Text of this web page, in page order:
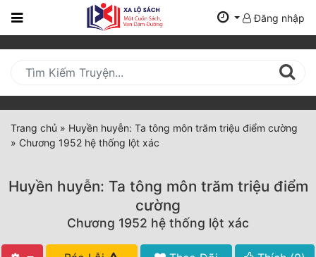
Trang
Mới
Cập
Nhật
(current)
Thể Loại
Đăng nhập
Trang chủ » Huyền huyễn: Ta tông môn trăm triệu điểm cường
» Chương 1952 hệ thống lột xác
Huyền huyễn: Ta tông môn trăm triệu điểm
cường
Chương 1952 hệ thống lột xác